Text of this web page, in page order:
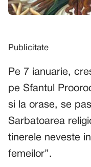
Publicitate
Pe 7 ianuarie,
pe Sfantul
si la orase, se
Sarbatoarea
tinerele neveste
femeilor”.